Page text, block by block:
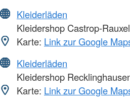
Kleiderläden
Kleidershop Castrop-Rauxel
Karte: Link zur Google
Kleiderläden
Kleidershop
Karte: Link zur Google